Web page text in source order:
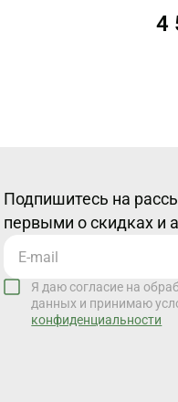
4
Подпишитесь на
первыми о скидках и
Я даю согласие на
данных и принимаю
конфиденциальности